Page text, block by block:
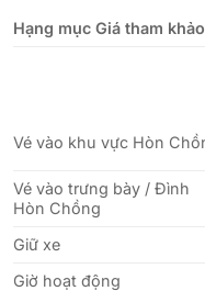
Hạng mục Giá tham khảo
Vé vào khu vực Hòn
Vé vào trưng bày / Đình
Hòn Chồng
Giữ xe
Giờ hoạt động